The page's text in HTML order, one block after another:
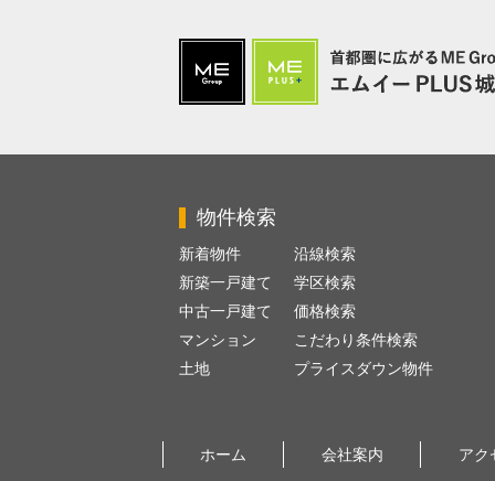
物件検索
新着物件
新築一戸建て
中古一戸建て
マンション
土地
沿線検索
学区検索
価格検索
こだわり条件検索
プライスダウン物件
ホーム 会社案内 アク